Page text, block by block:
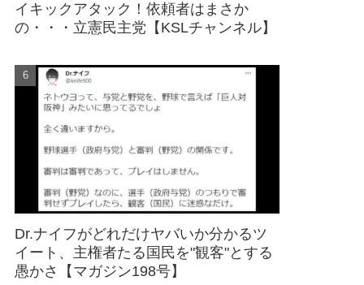
イキックアタック！依頼者はまさか
の・・・立憲民主党【KSLチャンネル】
Dr.ナイフがどれだけヤバいか分かるツ
イート、主権者たる国民を"観客"とする
愚かさ【マガジン198号】